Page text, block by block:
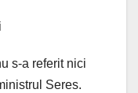
s-a referit nici
Seres.